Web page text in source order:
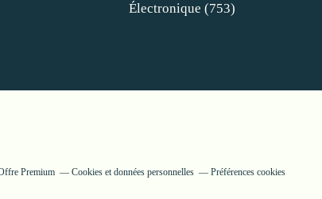
Électronique (753)
Premium Cookies et données personnelles Préférences cookies